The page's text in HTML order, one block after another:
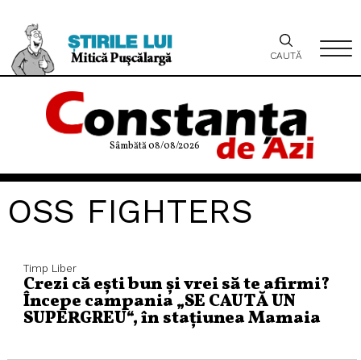
Sâmbătă 08/08/2026
CAUTĂ
OSS FIGHTERS
Timp Liber
Crezi că ești bun și vrei să te afirmi?
Începe campania „SE CAUTĂ UN
SUPERGREU“, în stațiunea Mamaia